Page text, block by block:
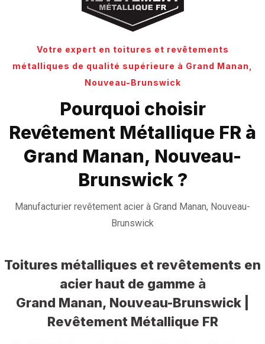
Votre expert en toitures et revêtements
métalliques de qualité supérieure à Grand Manan,
Nouveau-Brunswick
Pourquoi choisir
Revêtement Métallique FR à
Grand Manan, Nouveau-
Brunswick ?
Manufacturier revêtement acier à Grand Manan, Nouveau-
Brunswick
Toitures métalliques et revêtements en
acier haut de gamme à
Grand Manan, Nouveau-Brunswick |
Revêtement Métallique FR